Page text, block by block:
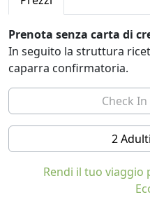
alla crescita del cibo, al
condivisione della
L'EcoPark si muove verso
concentrandosi su:
L'uso delle energie
Impianto di riscaldamento
Cibo biologico locale
Supporto comunitario
Eventi guidati dalla
Prenota senza carta di
In seguito la struttura
caparra confirmatoria.
2
Rendi il tuo